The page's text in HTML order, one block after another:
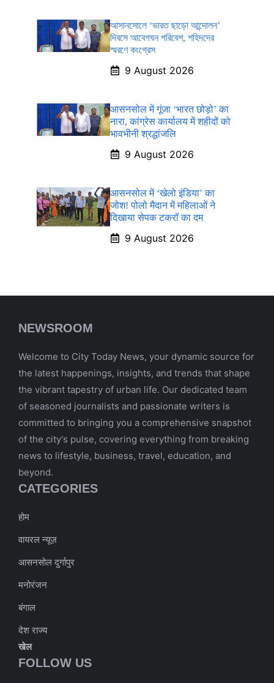
আসানসোলে ‘ভারত ছাড়ো আন্দোলন’
দিবসে আবেগঘন পরিবেশ, শহিদদের
স্মরণে কংগ্রেস
9 August 2026
आसनसोल में गूंजा ‘भारत छोड़ो’ का
नारा, कांग्रेस कार्यालय में शहीदों को
भावभीनी श्रद्धांजलि
9 August 2026
आसनसोल में ‘खेलो इंडिया’ का
जोश! पोलो मैदान में महिलाओं ने
दिखाया सेपक टकरॉ का दम
9 August 2026
NEWSROOM
Welcome to City Today News, your dynamic source for
the latest happenings, insights, and trends that shape
the vibrant tapestry of urban life. Our dedicated team
of seasoned journalists and passionate writers is
committed to bringing you a comprehensive snapshot
of the city's pulse, covering everything from breaking
news to lifestyle, business, travel, education, and
beyond.
CATEGORIES
होम
वायरल न्यूज़
आसनसोल दुर्गापुर
मनोरंजन
बंगाल
देश राज्य
खेल
FOLLOW US